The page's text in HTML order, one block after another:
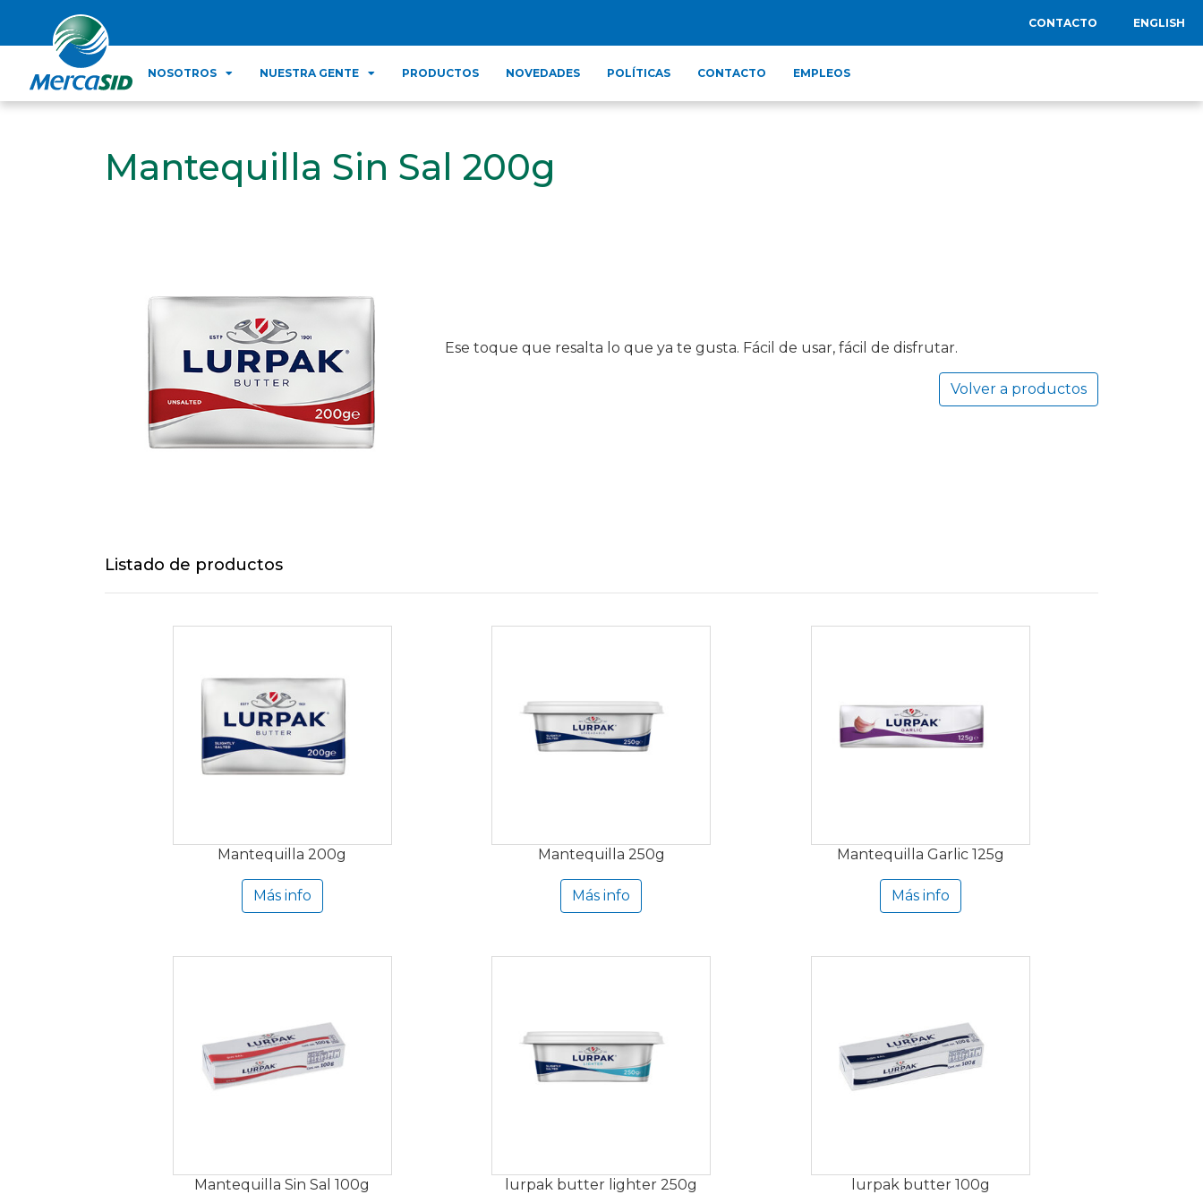
CONTACTO ENGLISH
NOSOTROS NUESTRA GENTE PRODUCTOS NOVEDADES POLÍTICAS CONTACTO EMPLEOS
Mantequilla Sin Sal 200g
Ese toque que resalta lo que ya te gusta. Fácil de usar, fácil de disfrutar.
Volver a productos
Listado de productos
Mantequilla 200g
Más info
Mantequilla 250g
Más info
Mantequilla Garlic 125g
Más info
Mantequilla Sin Sal 100g lurpak butter lighter 250g lurpak butter 100g